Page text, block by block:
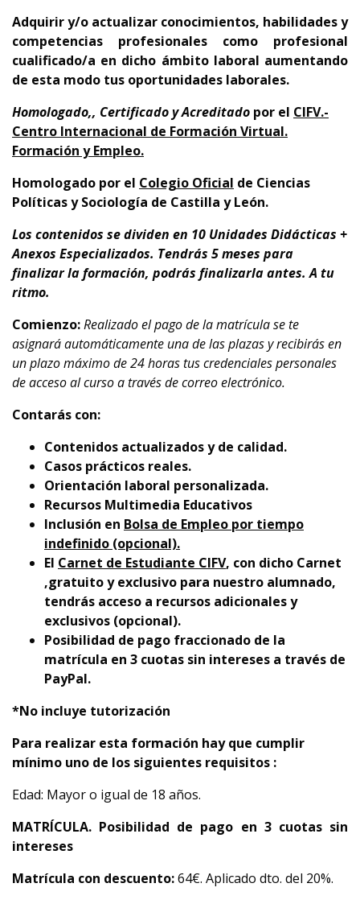
Adquirir y/o actualizar conocimientos, habilidades y
competencias profesionales como profesional
cualificado/a en dicho ámbito laboral aumentando
de esta modo tus oportunidades laborales.
Homologado,, Certificado y Acreditado por el CIFV.-
Centro Internacional de Formación Virtual.
Formación y Empleo.
Homologado por el Colegio Oficial de Ciencias
Políticas y Sociología de Castilla y León.
Los contenidos se dividen en 10 Unidades Didácticas +
Anexos Especializados. Tendrás 5 meses para
finalizar la formación, podrás finalizarla antes. A tu
ritmo.
Comienzo:Realizado el pago de la matrícula se te
asignará automáticamente una de las plazas y recibirás en
un plazo máximo de 24 horas tus credenciales personales
de acceso al curso a través de correo electrónico.
Contarás con:
Contenidos actualizados y de calidad.
Casos prácticos reales.
Orientación laboral personalizada.
Recursos Multimedia Educativos
Inclusión en Bolsa de Empleo por tiempo
indefinido (opcional).
El Carnet de Estudiante CIFV, con dicho Carnet
,gratuito y exclusivo para nuestro alumnado,
tendrás acceso a recursos adicionales y
exclusivos (opcional).
Posibilidad de pago fraccionado de la
matrícula en 3 cuotas sin intereses a través de
PayPal.
*No incluye tutorización
Para realizar esta formación hay que cumplir
mínimo uno de los siguientes requisitos :
Edad: Mayor o igual de 18 años.
MATRÍCULA. Posibilidad de pago en 3 cuotas sin
intereses
Matrícula con descuento:64€. Aplicado dto. del 20%.